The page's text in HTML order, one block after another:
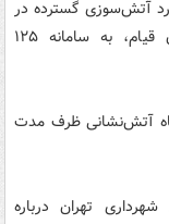
۱۹:۴۴ امروز یک مورد آتش‌سوزی گسترده در
یک انبار واقع در خیابان ری، بالاتر از میدان قیام، به سامانه ۱۲۵
آتش‌نشانی ظرف مدت
تهران درباره